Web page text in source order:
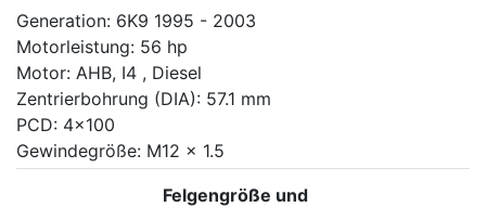
Generation: 6K9 1995 - 2003
Motorleistung: 56 hp
Motor: AHB, I4 , Diesel
Zentrierbohrung (DIA): 57.1 mm
PCD: 4x100
Gewindegröße: M12 x 1.5
Felgengröße und